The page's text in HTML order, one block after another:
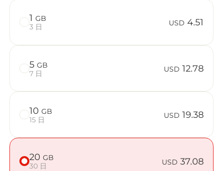
eSIMの利
Isle Of
Billion
1 GB
3 日
USD 4.51
5 GB
7 日
USD 12.78
10 GB
15 日
USD 19.38
20 GB
30 日
USD 37.08